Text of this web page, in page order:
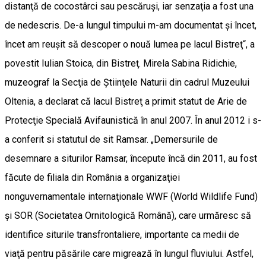
distanţă de cocostârci sau pescăruşi, iar senzaţia a fost una
de nedescris. De-a lungul timpului m-am documentat şi încet,
încet am reuşit să descoper o nouă lumea pe lacul Bistreţ“, a
povestit Iulian Stoica, din Bistreţ. Mirela Sabina Ridichie,
muzeograf la Secţia de Ştiinţele Naturii din cadrul Muzeului
Oltenia, a declarat că lacul Bistreţ a primit statut de Arie de
Protecţie Specială Avifaunistică în anul 2007. În anul 2012 i s-
a conferit si statutul de sit Ramsar. „Demersurile de
desemnare a siturilor Ramsar, începute încă din 2011, au fost
făcute de filiala din România a organizaţiei
nonguvernamentale internaţionale WWF (World Wildlife Fund)
şi SOR (Societatea Ornitologică Română), care urmăresc să
identifice siturile transfrontaliere, importante ca medii de
viaţă pentru păsările care migrează în lungul fluviului. Astfel,